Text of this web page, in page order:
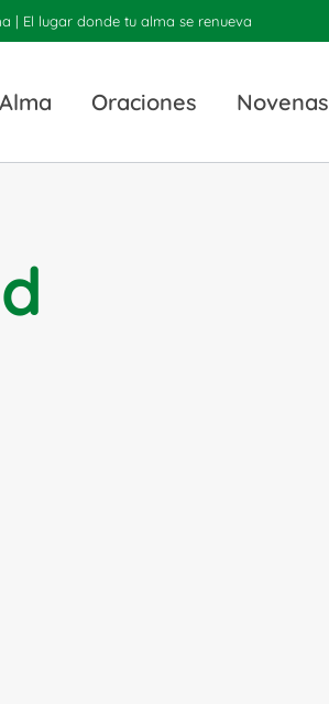
| El lugar donde tu alma se renueva
Oraciones Novenas